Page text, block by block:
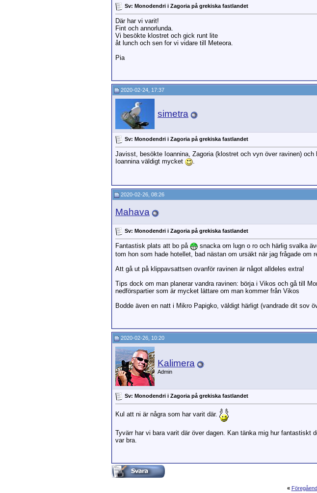
Sv: Monodendri i Zagoria på grekiska fastlandet
Där har vi varit!
Fint och annorlunda.
Vi besökte klostret och gick runt lite
åt lunch och sen for vi vidare till Meteora.
Pia
2020-02-24, 17:37
simetra
Sv: Monodendri i Zagoria på grekiska fastlandet
Javisst, besökte Ioannina, Zagoria (klostret och vyn över ravinen)
Ioannina väldigt mycket
.
2020-02-26, 08:26
Mahava
Sv: Monodendri i Zagoria på grekiska fastlandet
Fantastisk plats att bo på
snacka om lugn o ro och härlig svalka
tom hon som hade hotellet, bad nästan om ursäkt när jag frågade
Att gå ut på klippavsattsen ovanför ravinen är något alldeles extra!
Tips dock om man planerar vandra ravinen: börja i Vikos och gå till
nedförspartier som är mycket lättare om man kommer från Vikos
Bodde även en natt i Mikro Papigko, väldigt härligt (vandrade dit sov
2020-02-26, 10:20
Kalimera
Admin
Sv: Monodendri i Zagoria på grekiska fastlandet
Kul att ni är några som har varit där.
Tyvärr har vi bara varit där över dagen. Kan tänka mig hur
var bra.
«